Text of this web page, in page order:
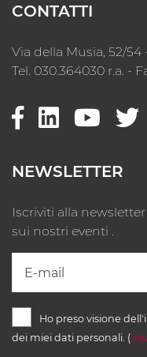
CONTATTI
Via della Musia, 52/54
Tel. 030.364030 r.a. -
NEWSLETTER
Iscriviti alla
sui nostri eventi .
Ho preso visione
dei miei dati personali. (